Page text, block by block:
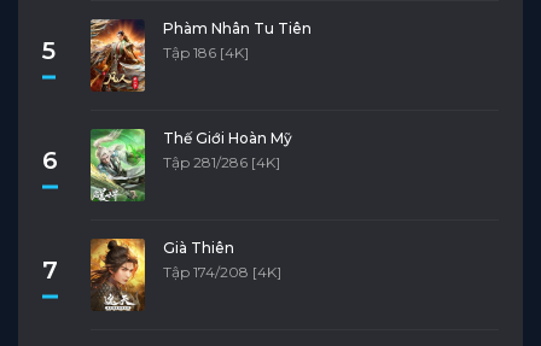
5
Phàm Nhân Tu Tiên
Tập 186 [4K]
6
Thế Giới Hoàn Mỹ
Tập 281/286 [4K]
7
Già Thiên
Tập 174/208 [4K]